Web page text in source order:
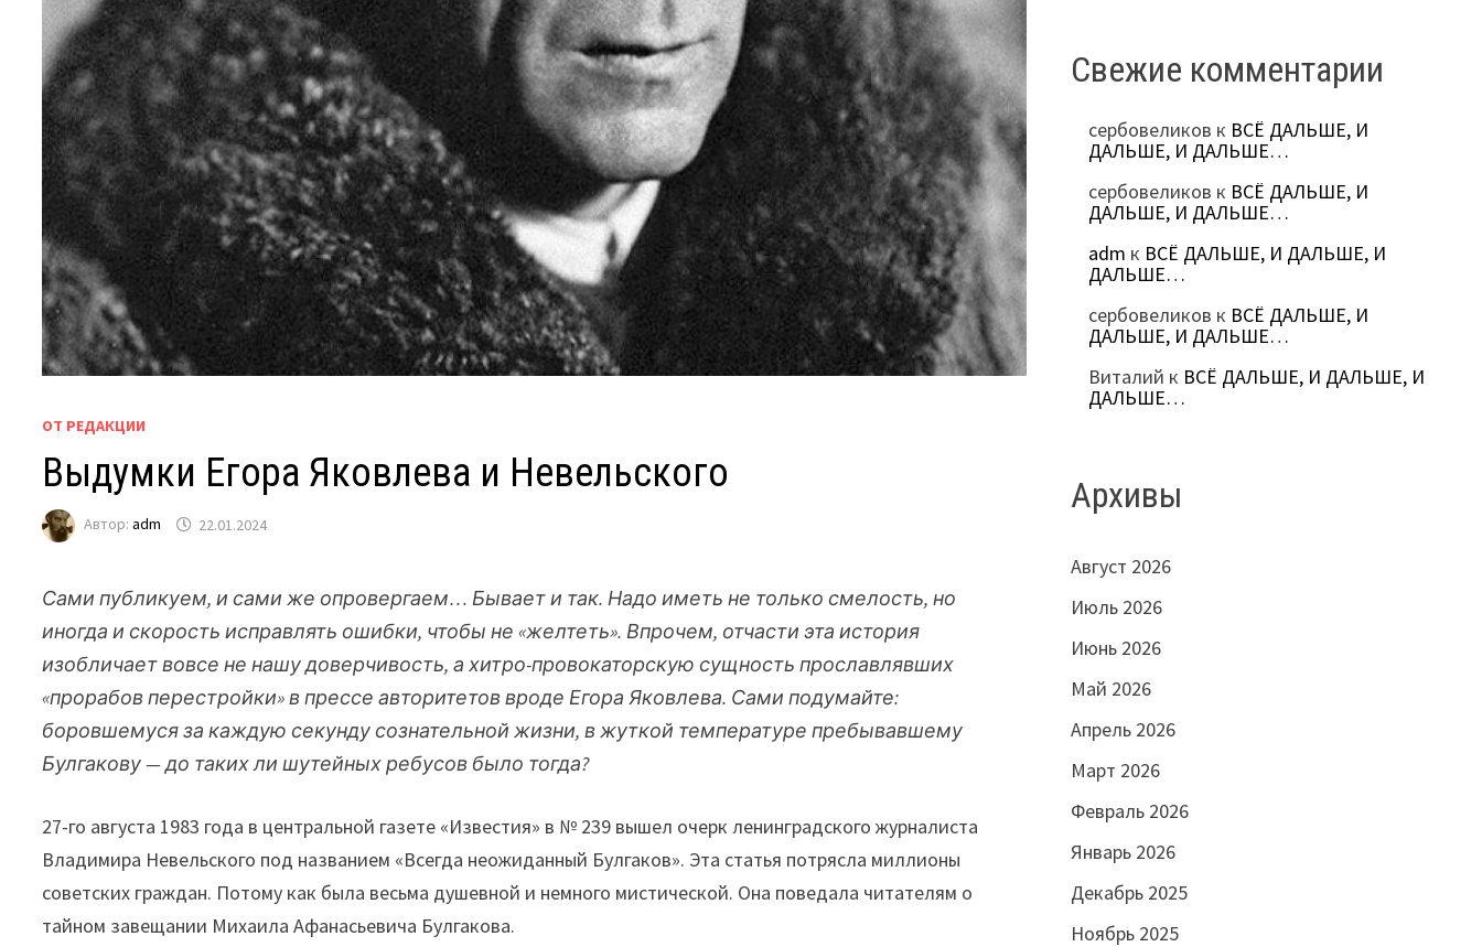
ОТ РЕДАКЦИИ
Выдумки Егора Яковлева и Невельского
Автор:adm 22.01.2024
Сами публикуем, и сами же опровергаем… Бывает и так. Надо иметь не только смелость, но
иногда и скорость исправлять ошибки, чтобы не «желтеть». Впрочем, отчасти эта история
изобличает вовсе не нашу доверчивость, а хитро-провокаторскую сущность прославлявших
«прорабов перестройки» в прессе авторитетов вроде Егора Яковлева. Сами подумайте:
боровшемуся за каждую секунду сознательной жизни, в жуткой температуре пребывавшему
Булгакову — до таких ли шутейных ребусов было тогда?
27-го августа 1983 года в центральной газете «Известия» в № 239 вышел очерк ленинградского журналиста
Владимира Невельского под названием «Всегда неожиданный Булгаков». Эта статья потрясла миллионы
советских граждан. Потому как была весьма душевной и немного мистической. Она поведала читателям о
тайном завещании Михаила Афанасьевича Булгакова.
Свежие комментарии
сербовеликов к ВСЁ ДАЛЬШЕ, И
ДАЛЬШЕ, И ДАЛЬШЕ…
сербовеликов к ВСЁ ДАЛЬШЕ, И
ДАЛЬШЕ, И ДАЛЬШЕ…
adm к ВСЁ ДАЛЬШЕ, И ДАЛЬШЕ, И
ДАЛЬШЕ…
сербовеликов к ВСЁ ДАЛЬШЕ, И
ДАЛЬШЕ, И ДАЛЬШЕ…
Виталий к ВСЁ ДАЛЬШЕ, И ДАЛЬШЕ, И
ДАЛЬШЕ…
Архивы
Август 2026
Июль 2026
Июнь 2026
Май 2026
Апрель 2026
Март 2026
Февраль 2026
Январь 2026
Декабрь 2025
Ноябрь 2025